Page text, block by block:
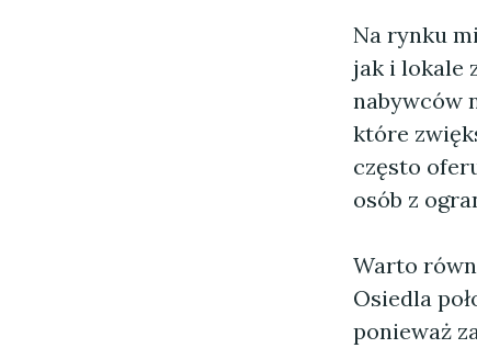
Na rynku
jak i lokale
nabywców
które
często
osób z
Warto
Osiedla
ponieważ